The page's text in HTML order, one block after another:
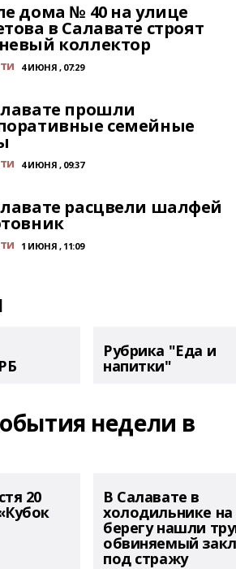
дома № 40 на улице
в Салавате строят
коллектор
4 ИЮНЯ , 07:29
прошли
семейные
4 ИЮНЯ , 09:37
расцвели шалфей
1 ИЮНЯ , 11:09
Рубрика "Еда и
напитки"
недели в
20 В Салавате в
холодильнике на
берегу нашли
обвиняемый
под стражу